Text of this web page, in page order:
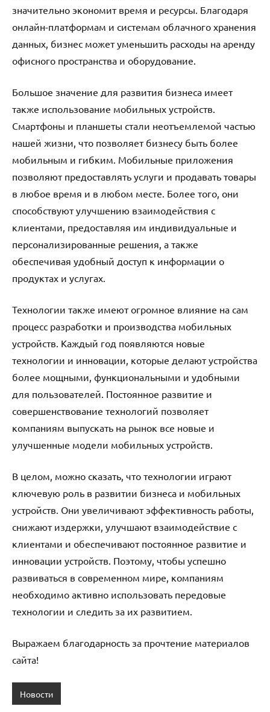
значительно экономит время и ресурсы. Благодаря
онлайн-платформам и системам облачного хранения
данных, бизнес может уменьшить расходы на аренду
офисного пространства и оборудование.
Большое значение для развития бизнеса имеет
также использование мобильных устройств.
Смартфоны и планшеты стали неотъемлемой частью
нашей жизни, что позволяет бизнесу быть более
мобильным и гибким. Мобильные приложения
позволяют предоставлять услуги и продавать товары
в любое время и в любом месте. Более того, они
способствуют улучшению взаимодействия с
клиентами, предоставляя им индивидуальные и
персонализированные решения, а также
обеспечивая удобный доступ к информации о
продуктах и услугах.
Технологии также имеют огромное влияние на сам
процесс разработки и производства мобильных
устройств. Каждый год появляются новые
технологии и инновации, которые делают устройства
более мощными, функциональными и удобными
для пользователей. Постоянное развитие и
совершенствование технологий позволяет
компаниям выпускать на рынок все новые и
улучшенные модели мобильных устройств.
В целом, можно сказать, что технологии играют
ключевую роль в развитии бизнеса и мобильных
устройств. Они увеличивают эффективность работы,
снижают издержки, улучшают взаимодействие с
клиентами и обеспечивают постоянное развитие и
инновации устройств. Поэтому, чтобы успешно
развиваться в современном мире, компаниям
необходимо активно использовать передовые
технологии и следить за их развитием.
Выражаем благодарность за прочтение материалов
сайта!
Новости